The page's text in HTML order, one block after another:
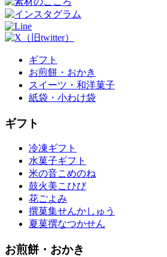
ギフト
お煎餅・おかき
スイーツ・和洋菓子
紙袋・小わけ袋
ギフト
冷凍ギフト
水菓子ギフト
米の音こめのね
鼓火美こひび
花ごよみ
撰菓集せんかしゅう
夏菓撰なつかせん
お煎餅・おかき